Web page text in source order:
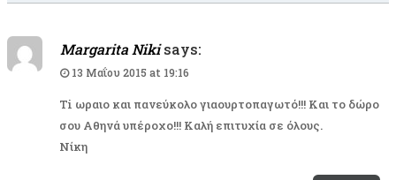
Margarita Niki says:
13 Μαΐου 2015 at 19:16
Ti ωραιο και πανεύκολο γιαουρτοπαγωτό!!! Και το δώρο
σου Αθηνά υπέροχο!!! Καλή επιτυχία σε όλους.
Νίκη